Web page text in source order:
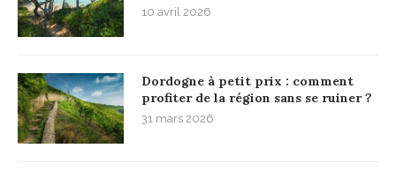
10 avril 2026
Dordogne à petit prix : comment
profiter de la région sans se ruiner ?
31 mars 2026